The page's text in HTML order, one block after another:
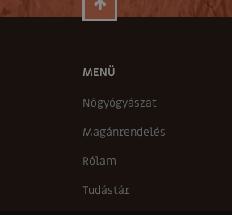
MENÜ
Nőgyógyászat
Magánrendelés
Rólam
Tudástár